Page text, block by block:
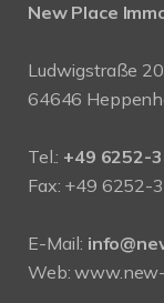
New Place
Ludwigstraße 20
64646
Tel.: +49 6252-
Fax: +49 6252-
E-Mail:
Web: